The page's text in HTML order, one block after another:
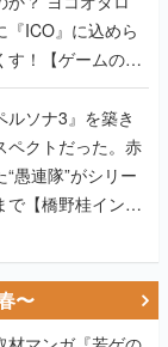
『ICO』に込めら
す！【ゲームの企
ルソナ3』を築き
ペクトだった。赤
愚連隊”がシリー
で【橋野桂インタ
〜